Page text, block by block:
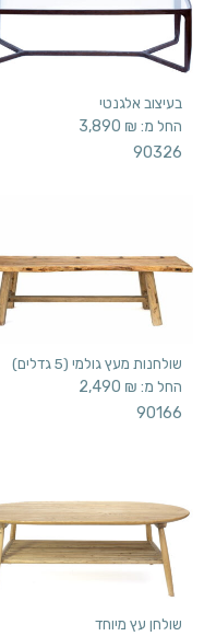
בעיצוב אלגנטי
החל מ: 3,890 ₪
90326
שולחנות מעץ גולמי (5 גדלים)
החל מ: 2,490 ₪
90166
שולחן עץ מיוחד